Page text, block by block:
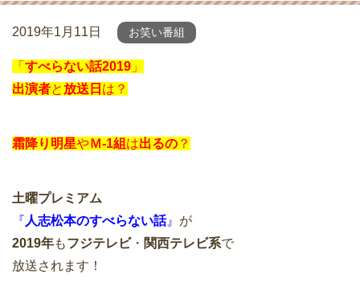
2019年1月11日 お笑い番組
「 すべらない話2019 」
出演者と 放送日 は？
霜降り明星やＭ-1組 は出るの ？
土曜プレミアム
『 人志松本のすべらない話』 が
2019年もフジテレビ・ 関西テレビ系で
放送されます！